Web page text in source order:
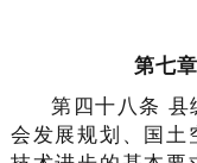
第七
第四十八条 县
会发展规划、国土